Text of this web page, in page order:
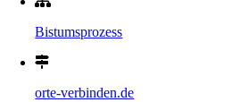
Bistumsprozess
orte-verbinden.de